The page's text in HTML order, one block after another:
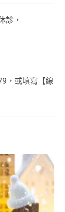
診，
，或填寫【線